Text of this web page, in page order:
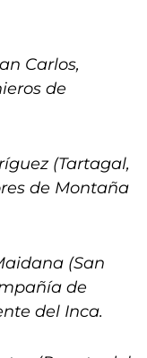
Carlos,
de
(Tartagal,
de Montaña
(San
de
del Inca.